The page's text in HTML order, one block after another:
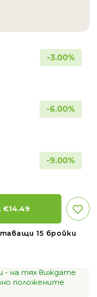
-3.00%
-6.00%
-9.00%
€14.49
15 бройки
- на тях виждате
положените